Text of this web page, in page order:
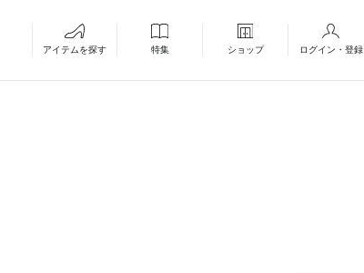
アイテムを探す 特集 ショップ ログイン・登録